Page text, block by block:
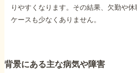
りやすくなります。その結果、欠勤や
ケースも少なくありません。
背景にある主な病気や障害